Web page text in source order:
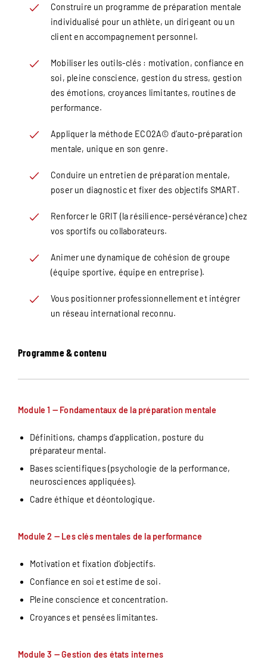
Construire un programme de préparation mentale
individualisé pour un athlète, un dirigeant ou un
client en accompagnement personnel.
Mobiliser les outils-clés : motivation, confiance en
soi, pleine conscience, gestion du stress, gestion
des émotions, croyances limitantes, routines de
performance.
Appliquer la méthode ECO2A© d’auto-préparation
mentale, unique en son genre.
Conduire un entretien de préparation mentale,
poser un diagnostic et fixer des objectifs SMART.
Renforcer le GRIT (la résilience-persévérance) chez
vos sportifs ou collaborateurs.
Animer une dynamique de cohésion de groupe
(équipe sportive, équipe en entreprise).
Vous positionner professionnellement et intégrer
un réseau international reconnu.
Programme & contenu
Module 1 — Fondamentaux de la préparation mentale
Définitions, champs d’application, posture du
préparateur mental.
Bases scientifiques (psychologie de la performance,
neurosciences appliquées).
Cadre éthique et déontologique.
Module 2 — Les clés mentales de la performance
Motivation et fixation d’objectifs.
Confiance en soi et estime de soi.
Pleine conscience et concentration.
Croyances et pensées limitantes.
Module 3 — Gestion des états internes